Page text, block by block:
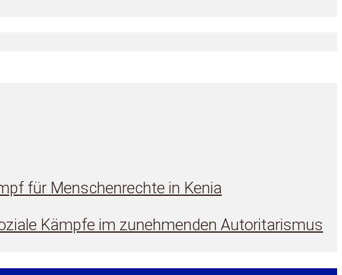
für Menschenrechte in Kenia
Kämpfe im zunehmenden Autoritarismus